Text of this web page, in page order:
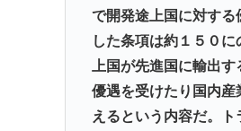
で開発途上国に対する
した条項は約１５０
上国が先進国に輸出
優遇を受けたり国内産
えるという内容だ。ト